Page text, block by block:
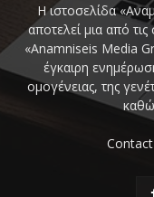
Η ιστοσελίδα
αποτελεί μια από
«Anamniseis Media
έγκαιρη
ομογένειας, της